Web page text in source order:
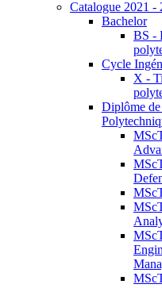
Catalogue 2021 -
Bachelor
BS -
Cycle
X -
Diplôme